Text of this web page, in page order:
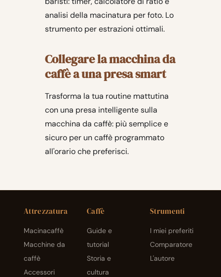
analisi della macinatura per foto. Lo
strumento per estrazioni ottimali.
Collegare la macchina da
caffè a una presa smart
Trasforma la tua routine mattutina
con una presa intelligente sulla
macchina da caffè: più semplice e
sicuro per un caffè programmato
all'orario che preferisci.
Attrezzatura
Macinacaffè
Macchine da
caffè
Accessori
Caffè
Guide e
tutorial
Storia e
cultura
Strumenti
I miei preferiti
Comparatore
L'autore